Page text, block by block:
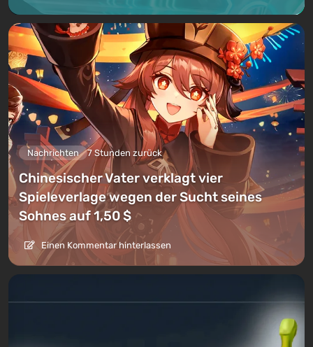
Nachrichten 7 Stunden zurück
Chinesischer Vater verklagt vier
Spieleverlage wegen der Sucht seines
Sohnes auf 1,50 $
Einen Kommentar hinterlassen